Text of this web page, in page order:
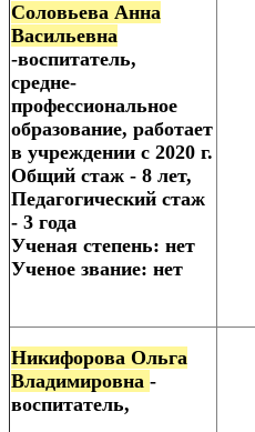
Соловьева Анна
Васильевна
-воспитатель,
средне-
профессиональное
образование, работает
в учреждении с 2020 г.
Общий стаж - 8 лет,
Педагогический стаж
- 3 года
Ученая степень: нет
Ученое звание: нет
Никифорова Ольга
Владимировна -
воспитатель,